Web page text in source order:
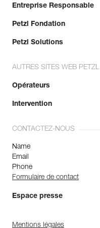
Entreprise Responsable
Petzl Fondation
Petzl Solutions
AUTRES SITES WEB PETZL
Opérateurs
Intervention
CONTACTEZ-NOUS
Name
Email
Phone
Formulaire de contact
Espace presse
Mentions légales